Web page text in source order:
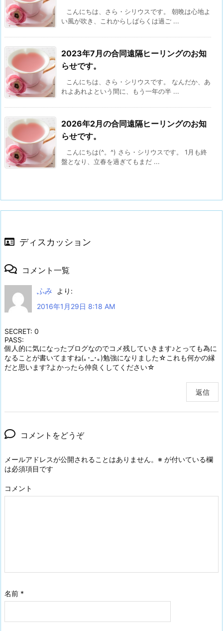
こんにちは、さら・シリウスです。 朝晩は心地よ
い風が吹き、これからしばらくは過ご ...
2023年7月の合同遠隔ヒーリングのお知
らせです。
こんにちは、さら・シリウスです。 なんだか、あ
れよあれよという間に、もう一年の半 ...
2026年2月の合同遠隔ヒーリングのお知
らせです。
こんにちは(^。^) さら・シリウスです。 1月も終
盤となり、立春を過ぎてもまだ ...
ディスカッション
コメント一覧
ふみ
より:
2016年1月29日 8:18 AM
SECRET: 0
PASS:
個人的に気になったブログなのでコメ残していきます♪とっても為に
なることが書いてますね(｡･_･｡)勉強になりました☆これも何かの縁
だと思います?よかったら仲良くしてください☆
返信
コメントをどうぞ
メールアドレスが公開されることはありません。 ※ が付いている欄
は必須項目です
コメント
名前 *